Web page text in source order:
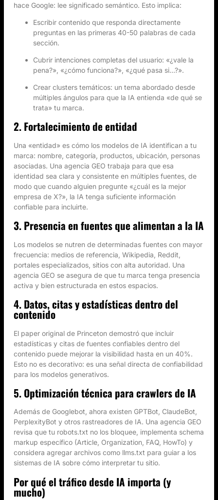
hace Google: lee significado semántico. Esto implica:
Escribir contenido que responda directamente
preguntas en las primeras 40-50 palabras de cada
sección.
Cubrir intenciones completas del usuario: «¿vale la
pena?», «¿cómo funciona?», «¿qué pasa si…?».
Crear clusters temáticos: un tema abordado desde
múltiples ángulos para que la IA entienda «de qué se
trata» tu marca.
2. Fortalecimiento de entidad
Una «entidad» es cómo los modelos de IA identifican a tu
marca: nombre, categoría, productos, ubicación, personas
asociadas. Una agencia GEO trabaja para que esa
identidad sea clara y consistente en múltiples fuentes, de
modo que cuando alguien pregunte «¿cuál es la mejor
empresa de X?», la IA tenga suficiente información
confiable para incluirte.
3. Presencia en fuentes que alimentan a la IA
Los modelos se nutren de determinadas fuentes con mayor
frecuencia: medios de referencia, Wikipedia, Reddit,
portales especializados, sitios con alta autoridad. Una
agencia GEO se asegura de que tu marca tenga presencia
activa y bien estructurada en estos espacios.
4. Datos, citas y estadísticas dentro del
contenido
El paper original de Princeton demostró que incluir
estadísticas y citas de fuentes confiables dentro del
contenido puede mejorar la visibilidad hasta en un 40%.
Esto no es decorativo: es una señal directa de confiabilidad
para los modelos generativos.
5. Optimización técnica para crawlers de IA
Además de Googlebot, ahora existen GPTBot, ClaudeBot,
PerplexityBot y otros rastreadores de IA. Una agencia GEO
revisa que tu robots.txt no los bloquee, implementa schema
markup específico (Article, Organization, FAQ, HowTo) y
considera agregar archivos como llms.txt para guiar a los
sistemas de IA sobre cómo interpretar tu sitio.
Por qué el tráfico desde IA importa (y
mucho)